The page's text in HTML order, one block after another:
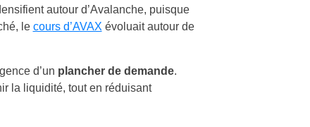
autour d’Avalanche, puisque
le cours d’AVAX évoluait autour de
d’un plancher de demande.
la liquidité, tout en réduisant